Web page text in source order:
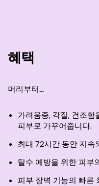
혜택
머리부터...
가려움증, 각질, 건조
피부로 가꾸어줍니다.
최대 72시간 동안 지속
탈수 예방을 위한 피부
피부 장벽 기능의 빠른